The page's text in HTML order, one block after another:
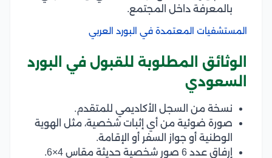
بالمعرفة داخل المجتمع.
المستشفيات المعتمدة في البورد العربي
الوثائق المطلوبة للقبول في البورد
السعودي
نسخة من السجل الأكاديمي للمتقدم.
صورة ضوئية من أي إثبات شخصية، مثل الهوية
الوطنية أو جواز السفر أو الإقامة.
إرفاق عدد 6 صور شخصية حديثة مقاس 4×6.